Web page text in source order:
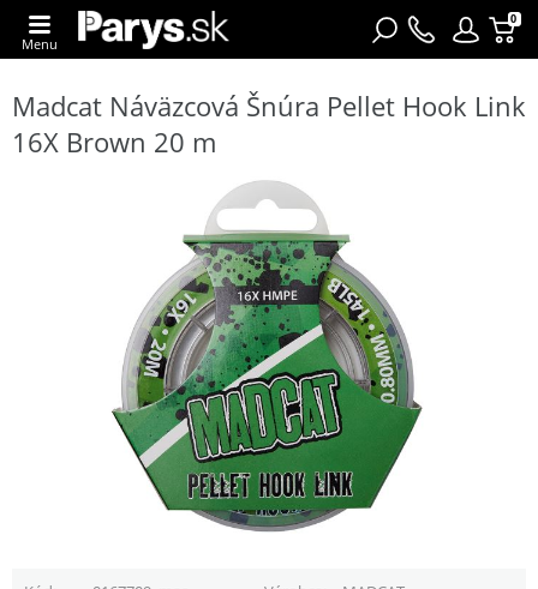
0
Menu
Madcat Náväzcová Šnúra Pellet Hook Link
16X Brown 20 m